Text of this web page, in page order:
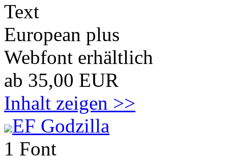
Text
European plus
Webfont erhältlich
ab 35,00 EUR
Inhalt zeigen >>
EF Godzilla
1 Font